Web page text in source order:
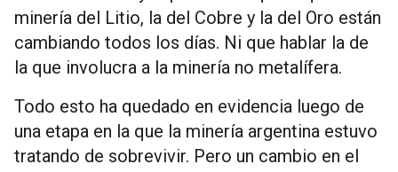
minería del Litio, la del Cobre y la del Oro están
cambiando todos los días. Ni que hablar la de
la que involucra a la minería no metalífera.
Todo esto ha quedado en evidencia luego de
una etapa en la que la minería argentina estuvo
tratando de sobrevivir. Pero un cambio en el